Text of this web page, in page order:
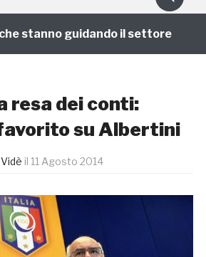
stanno guidando il settore
resa dei conti:
su Albertini
il 11 Agosto 2014